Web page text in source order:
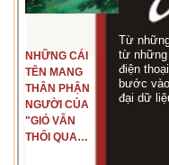
NHỮNG CÁI
TÊN MANG
THÂN PHẬN
NGƯỜI CỦA
"GIÓ VẪN
THỔI QUA
Từ
từ những
điện
bước
đại dữ